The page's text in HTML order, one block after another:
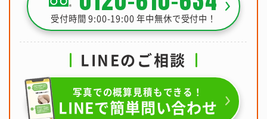
受付時間 9:00-19:00 年中無休で受付中！
LINEのご相談
写真での概算見積もできる！
LINEで簡単問い合わせ